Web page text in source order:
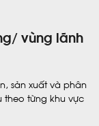
vùng lãnh
sản xuất và phân
theo từng khu vực